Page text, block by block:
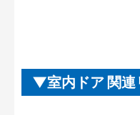
室内ドア 関連